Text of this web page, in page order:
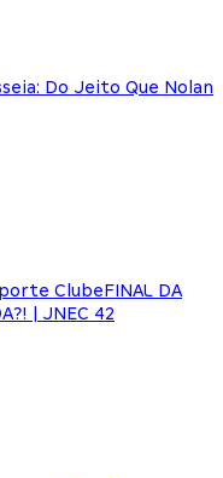
Do Jeito Que Nolan
ClubeFINAL DA
| JNEC 42